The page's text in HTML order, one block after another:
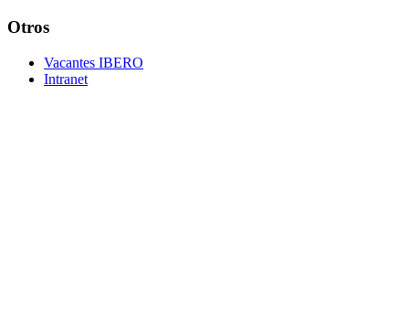
Otros
Vacantes IBERO
Intranet